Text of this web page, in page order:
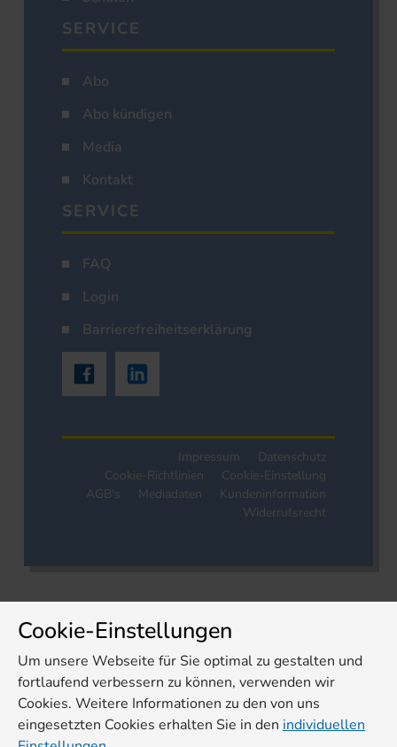
SERVICE
Abo
Abo kündigen
Media
Kontakt
SERVICE
FAQ
Login
Barrierefreiheitserklärung
Impressum
Datenschutz
Cookie-Richtlinien
Cookie-Einstellung
AGB's
Mediadaten
Kundeninformation
Widerrufsrecht
Cookie-Einstellungen
Um unsere Webseite für Sie optimal zu gestalten und
fortlaufend verbessern zu können, verwenden wir
Cookies. Weitere Informationen zu den von uns
eingesetzten Cookies erhalten Sie in den individuellen